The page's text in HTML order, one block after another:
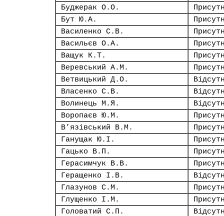
Буджерак О.О.
Бут Ю.А.
Василенко С.В.
Васильєв О.А.
Ващук К.Т.
Веревський А.М.
Ветвицький Д.О.
Власенко С.В.
Волинець М.Я.
Воропаєв Ю.М.
В’язівський В.М.
Ганущак Ю.І.
Гацько В.П.
Герасимчук В.В.
Геращенко І.В.
Глазунов С.М.
Глущенко І.М.
Головатий С.П.